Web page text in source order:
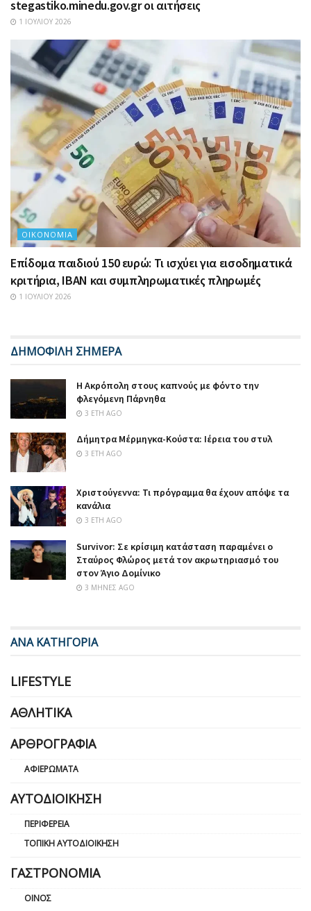
stegastiko.minedu.gov.gr οι αιτήσεις
1 ΙΟΥΛΊΟΥ 2026
ΟΙΚΟΝΟΜΊΑ
Επίδομα παιδιού 150 ευρώ: Τι ισχύει για εισοδηματικά
κριτήρια, IBAN και συμπληρωματικές πληρωμές
1 ΙΟΥΛΊΟΥ 2026
ΔΗΜΟΦΙΛΗ ΣΗΜΕΡΑ
Η Ακρόπολη στους καπνούς με φόντο την
φλεγόμενη Πάρνηθα
3 ΈΤΗ AGO
Δήμητρα Μέρμηγκα-Κούστα: Ιέρεια του στυλ
3 ΈΤΗ AGO
Χριστούγεννα: Τι πρόγραμμα θα έχουν απόψε τα
κανάλια
3 ΈΤΗ AGO
Survivor: Σε κρίσιμη κατάσταση παραμένει ο
Σταύρος Φλώρος μετά τον ακρωτηριασμό του
στον Άγιο Δομίνικο
3 ΜΉΝΕΣ AGO
ΑΝΑ ΚΑΤΗΓΟΡΙΑ
LIFESTYLE
ΑΘΛΗΤΙΚΆ
ΑΡΘΡΟΓΡΑΦΊΑ
ΑΦΙΕΡΏΜΑΤΑ
ΑΥΤΟΔΙΟΊΚΗΣΗ
ΠΕΡΙΦΈΡΕΙΑ
ΤΟΠΙΚΉ ΑΥΤΟΔΙΟΊΚΗΣΗ
ΓΑΣΤΡΟΝΟΜΊΑ
ΟΊΝΟΣ